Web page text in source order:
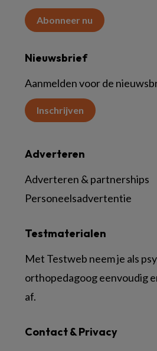
Abonneer nu
Nieuwsbrief
Aanmelden voor de
Inschrijven
Contact & Privacy
Testmaterialen
Met Testweb neem je als
orthopedagoog eenvoudig
af.
Adverteren
Adverteren & partnerships
Personeelsadvertentie